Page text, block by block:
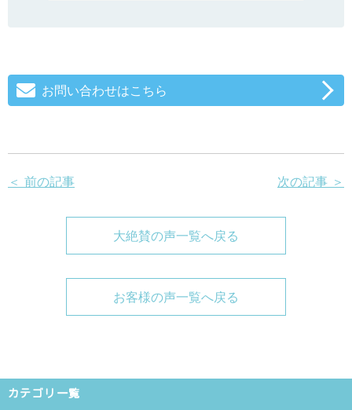
お問い合わせはこちら
＜ 前の記事 次の記事 ＞
大絶賛の声一覧へ戻る
お客様の声一覧へ戻る
カテゴリ一覧